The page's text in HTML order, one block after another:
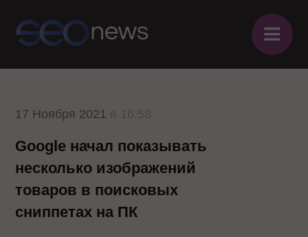
≡
17 Ноября 2021
Google начал показывать
несколько изображений
товаров в поисковых
сниппетах на ПК